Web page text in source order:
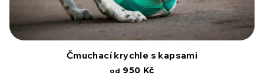
Čmuchací krychle s kapsami
od 950 Kč